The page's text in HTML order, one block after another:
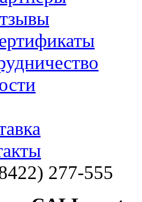
277-555